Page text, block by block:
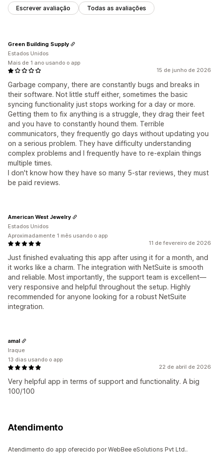
Escrever avaliação Todas as avaliações
15 de junho de 2026
Garbage company, there are constantly bugs and breaks in
their software. Not little stuff either, sometimes the basic
syncing functionality just stops working for a day or more.
Getting them to fix anything is a struggle, they drag their feet
and you have to constantly hound them. Terrible
communicators, they frequently go days without updating you
on a serious problem. They have difficulty understanding
complex problems and I frequently have to re-explain things
multiple times.
I don't know how they have so many 5-star reviews, they must
be paid reviews.
Green Building Supply
Estados Unidos
Mais de 1 ano usando o app
11 de fevereiro de 2026
Just finished evaluating this app after using it for a month, and
it works like a charm. The integration with NetSuite is smooth
and reliable. Most importantly, the support team is excellent—
very responsive and helpful throughout the setup. Highly
recommended for anyone looking for a robust NetSuite
integration.
American West Jewelry
Estados Unidos
Aproximadamente 1 mês usando o app
22 de abril de 2026
Very helpful app in terms of support and functionality. A big
100/100
amal
Iraque
13 dias usando o app
Atendimento
Atendimento do app oferecido por WebBee eSolutions Pvt Ltd..